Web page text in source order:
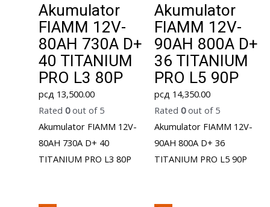
Akumulator
FIAMM 12V-
80AH 730A D+
40 TITANIUM
PRO L3 80P
рсд 13,500.00
Rated 0out of 5
Akumulator FIAMM 12V-
80AH 730A D+ 40
TITANIUM PRO L3 80P
Akumulator
FIAMM 12V-
90AH 800A D+
36 TITANIUM
PRO L5 90P
рсд 14,350.00
Rated 0out of 5
Akumulator FIAMM 12V-
90AH 800A D+ 36
TITANIUM PRO L5 90P